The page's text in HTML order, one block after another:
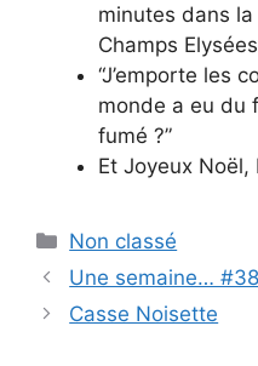
minutes dans
Champs
“J’emporte les
monde a eu du
fumé ?”
Et Joyeux Noël,
Categories
Non classé
Une semaine… #38
Casse Noisette